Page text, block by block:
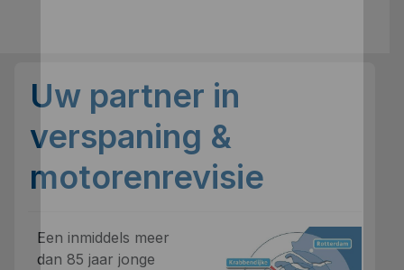
Uw partner in
verspaning &
motorenrevisie
Een inmiddels meer
dan 85 jaar jonge